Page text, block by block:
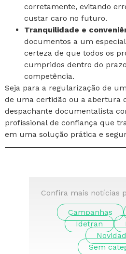
corretamente, evitando
custar caro no futuro.
Tranquilidade e
documentos a um
certeza de que todos os
cumpridos dentro do
competência.
Seja para a regularização de
de uma certidão ou a abertura
despachante documentalista
profissional de confiança que
em uma solução prática e
Confira mais notícias
Campanhas
Idetran
Sem